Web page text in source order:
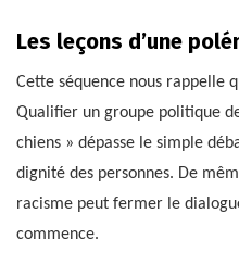
Les leçons d’une
Cette séquence nous rappelle
Qualifier un groupe politique
chiens » dépasse le simple
dignité des personnes. De
racisme peut fermer le
commence.